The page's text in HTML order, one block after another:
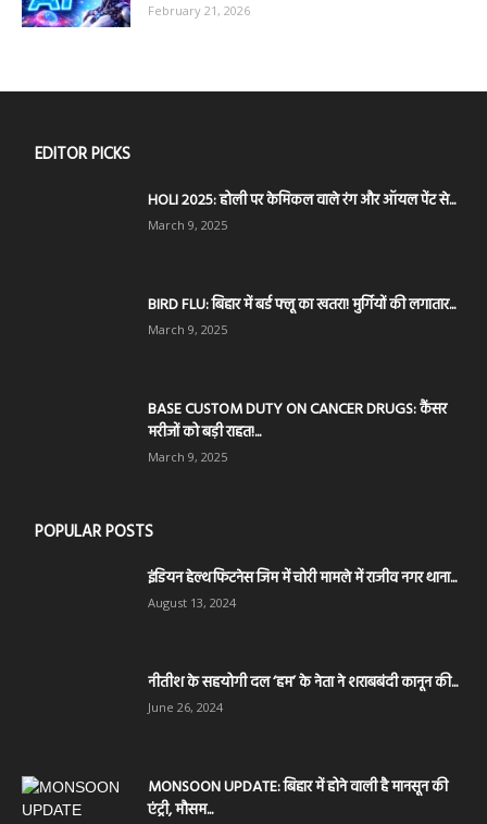
February 21, 2026
EDITOR PICKS
HOLI 2025: होली पर केमिकल वाले रंग और ऑयल पेंट से...
March 9, 2025
BIRD FLU: बिहार में बर्ड फ्लू का खतरा! मुर्गियों की लगातार...
March 9, 2025
BASE CUSTOM DUTY ON CANCER DRUGS: कैंसर
मरीजों को बड़ी राहत!...
March 9, 2025
POPULAR POSTS
इंडियन हेल्थ फिटनेस जिम में चोरी मामले में राजीव नगर थाना...
August 13, 2024
नीतीश के सहयोगी दल ‘हम’ के नेता ने शराबबंदी कानून की...
June 26, 2024
MONSOON UPDATE: बिहार में होने वाली है मानसून की
एंट्री, मौसम...